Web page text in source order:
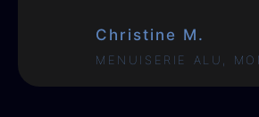
Christine M.
MENUISERIE ALU,